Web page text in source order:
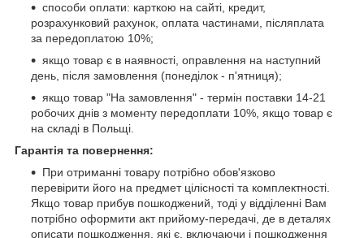
способи оплати: карткою на сайті, кредит,
розрахунковий рахунок, оплата частинами, післяплата
за передоплатою 10%;
якщо товар є в наявності, оправлення на наступний
день, після замовлення (понеділок - п'ятниця);
якщо товар "На замовлення" - термін поставки 14-21
робочих днів з моменту передоплати 10%, якщо товар є
на складі в Польщі.
Гарантія та повернення:
При отриманні товару потрібно обов'язково
перевірити його на предмет цілісності та комплектності.
Якщо товар прибув пошкоджений, тоді у відділенні Вам
потрібно оформити акт прийому-передачі, де в деталях
описати пошкодження, які є, включаючи і пошкодження